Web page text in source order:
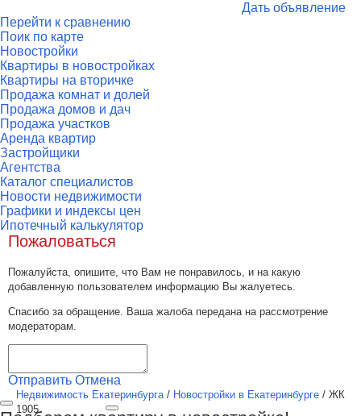
Дать объявление
Перейти к сравнению
Поик по карте
Новостройки
Квартиры в новостройках
Квартиры на вторичке
Продажа комнат и долей
Продажа домов и дач
Продажа участков
Аренда квартир
Застройщики
Агентства
Каталог специалистов
Новости недвижимости
Графики и индексы цен
Ипотечный калькулятор
Пожаловаться
Пожалуйста, опишите, что Вам не понравилось, и на какую
добавленную пользователем информацию Вы жалуетесь.
Спасибо за обращение. Ваша жалоба передана на рассмотрение
модераторам.
Отправить Отмена
Недвижимость Екатеринбурга/ Новостройки в Екатеринбурге / ЖК
1905